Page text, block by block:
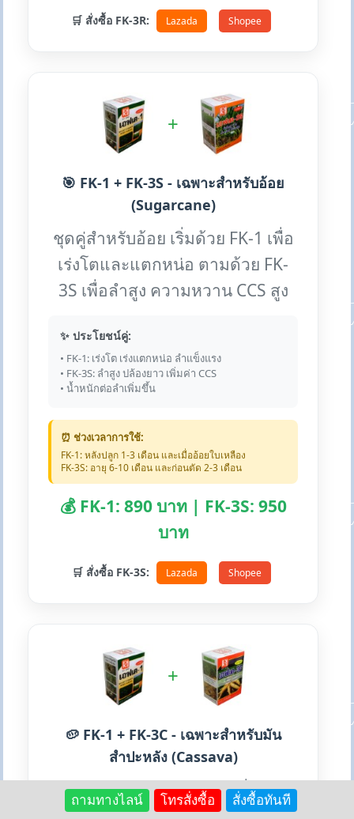
🛒 สั่งซื้อ FK-3R: Lazada Shopee
+
🎯 FK-1 + FK-3S - เฉพาะสำหรับอ้อย
(Sugarcane)
ชุดคู่สำหรับอ้อย เริ่มด้วย FK-1 เพื่อ
เร่งโตและแตกหน่อ ตามด้วย FK-
3S เพื่อลำสูง ความหวาน CCS สูง
✨ ประโยชน์คู่:
• FK-1: เร่งโต เร่งแตกหน่อ ลำแข็งแรง
• FK-3S: ลำสูง ปล้องยาว เพิ่มค่า CCS
• น้ำหนักต่อลำเพิ่มขึ้น
⏰ ช่วงเวลาการใช้:
FK-1: หลังปลูก 1-3 เดือน และเมื่ออ้อยใบเหลือง
FK-3S: อายุ 6-10 เดือน และก่อนตัด 2-3 เดือน
💰 FK-1: 890 บาท | FK-3S: 950
บาท
🛒 สั่งซื้อ FK-3S: Lazada Shopee
+
🥔 FK-1 + FK-3C - เฉพาะสำหรับมัน
สำปะหลัง (Cassava)
ชุดคู่สำหรับมันสำปะหลัง เริ่มด้วย
ถามทางไลน์ โทรสั่งซื้อ สั่งซื้อทันที